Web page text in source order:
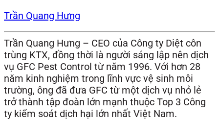
Trần Quang Hưng
Trần Quang Hưng – CEO của Công ty Diệt côn
trùng KTX, đồng thời là người sáng lập nên dịch
vụ GFC Pest Control từ năm 1996. Với hơn 28
năm kinh nghiệm trong lĩnh vực vệ sinh môi
trường, ông đã đưa GFC từ một dịch vụ nhỏ lẻ
trở thành tập đoàn lớn mạnh thuộc Top 3 Công
ty kiểm soát dịch hại lớn nhất Việt Nam.